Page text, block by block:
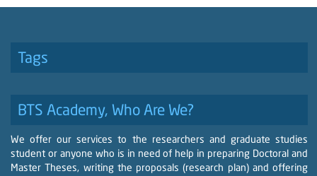
Tags
BTS Academy, Who Are We?
We offer our services to the researchers and graduate studies
student or anyone who is in need of help in preparing Doctoral and
Master Theses, writing the proposals (research plan) and offering